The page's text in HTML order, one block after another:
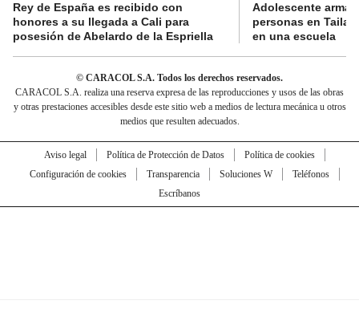
Rey de España es recibido con
honores a su llegada a Cali para
posesión de Abelardo de la Espriella
Adolescente
personas en
en una escuela
© CARACOL S.A. Todos los derechos reservados.
CARACOL S.A. realiza una reserva expresa de las reproducciones y usos de las obras
y otras prestaciones accesibles desde este sitio web a medios de lectura mecánica u otros
medios que resulten adecuados.
Aviso legal Política de Protección de Datos
Política de cookies
Configuración de cookies
Transparencia Soluciones W
Teléfonos
Escríbanos